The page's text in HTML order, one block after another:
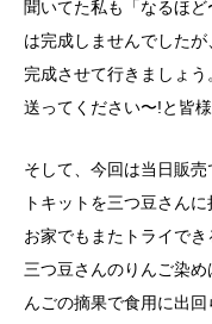
聞いてた私も「なるほ
は完成しませんでした
完成させて行きましょ
送ってください〜!と皆
そして、今回は当日販
トキットを三つ豆さん
お家でもまたトライでき
三つ豆さんのりんご染
んごの摘果で食用に出